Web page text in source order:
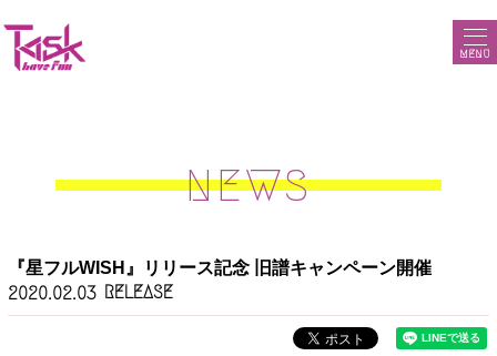
MENU
NEWS
『星フルWISH』リリース記念 旧譜キャンペーン開催
2020.02.03 RELEASE